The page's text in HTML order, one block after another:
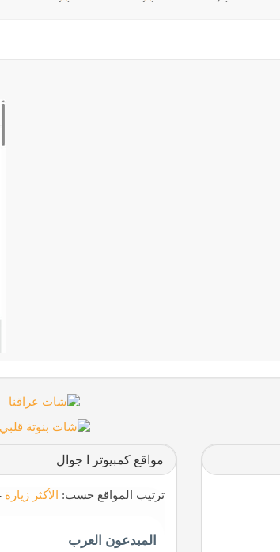
مواقع كمبيوتر ا جوال
ترتيب المواقع حسب: الأكثر زيارة
المبدعون العرب